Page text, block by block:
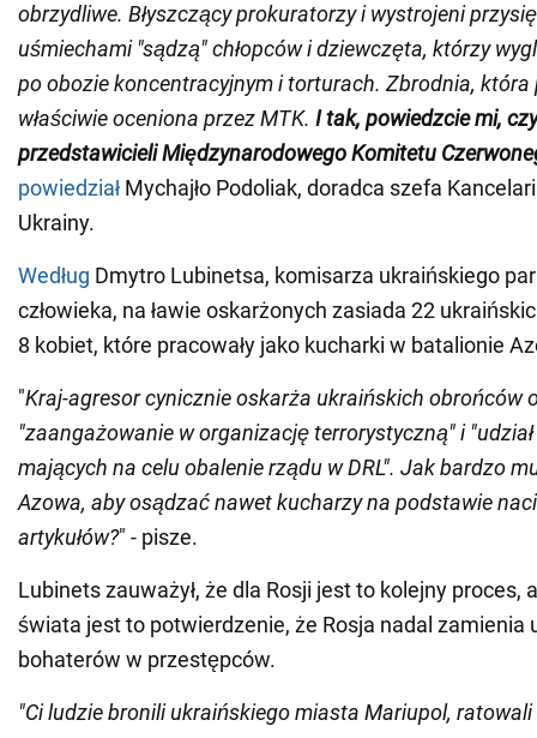
obrzydliwe. Błyszczący prokuratorzy i wystrojeni
uśmiechami "sądzą" chłopców i dziewczęta, którzy
po obozie koncentracyjnym i torturach. Zbrodnia, która
właściwie oceniona przez MTK. I tak, powiedzcie mi,
przedstawicieli Międzynarodowego Komitetu
powiedział Mychajło Podoliak, doradca szefa
Ukrainy.
Według Dmytro Lubinetsa, komisarza ukraińskiego
człowieka, na ławie oskarżonych zasiada 22
8 kobiet, które pracowały jako kucharki w batalionie
"Kraj-agresor cynicznie oskarża ukraińskich obrońców
"zaangażowanie w organizację terrorystyczną" i "udział
mających na celu obalenie rządu w DRL". Jak bardzo
Azowa, aby osądzać nawet kucharzy na podstawie
artykułów?" - pisze.
Lubinets zauważył, że dla Rosji jest to kolejny proces,
świata jest to potwierdzenie, że Rosja nadal zamienia
bohaterów w przestępców.
"Ci ludzie bronili ukraińskiego miasta Mariupol, ratowali